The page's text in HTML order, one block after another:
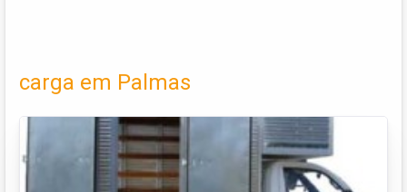
carga em Palmas